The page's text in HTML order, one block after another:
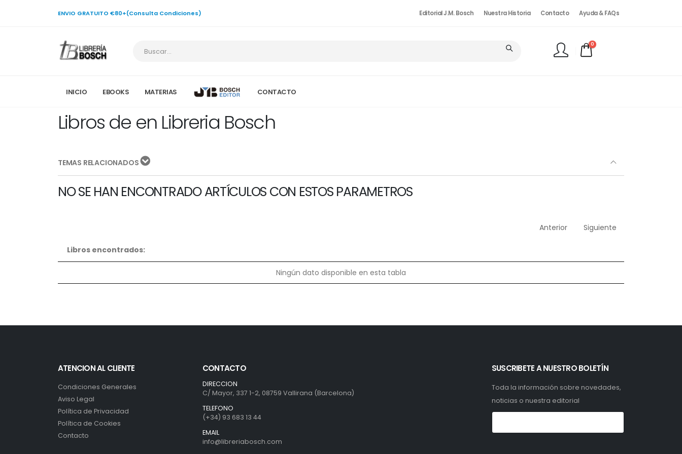
ENVIO GRATUITO €80+(Consulta Condiciones) Editorial J.M. Bosch Nuestra Historia Contacto Ayuda & FAQs
0
INICIO EBOOKS MATERIAS CONTACTO
Libros de en Libreria Bosch
TEMAS RELACIONADOS
NO SE HAN ENCONTRADO ARTÍCULOS CON ESTOS PARAMETROS
Anterior Siguiente
Libros encontrados:
Ningún dato disponible en esta tabla
ATENCION AL CLIENTE
Condiciones Generales
Aviso Legal
Política de Privacidad
Política de Cookies
Contacto
CONTACTO
DIRECCION
C/ Mayor, 337 1-2, 08759 Vallirana (Barcelona)
TELEFONO
(+34) 93 683 13 44
EMAIL
info@libreriabosch.com
SUSCRIBETE A NUESTRO BOLETÍN
Toda la información sobre novedades,
noticias o nuestra editorial